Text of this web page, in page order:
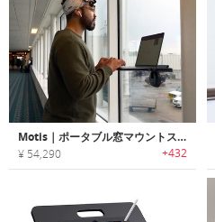
Motis｜ポータブル窓マウントスタンディングデスク＆ノートPCスタンド「モーティス」
¥ 54,290 +432